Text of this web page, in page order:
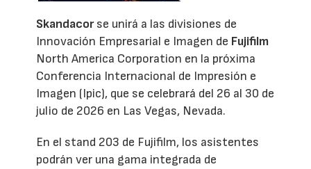
Skandacorse unirá a las divisiones de
Innovación Empresarial e Imagen de Fujifilm
North America Corporation en la próxima
Conferencia Internacional de Impresión e
Imagen (Ipic), que se celebrará del 26 al 30 de
julio de 2026 en Las Vegas, Nevada.
En el stand 203 de Fujifilm, los asistentes
podrán ver una gama integrada de